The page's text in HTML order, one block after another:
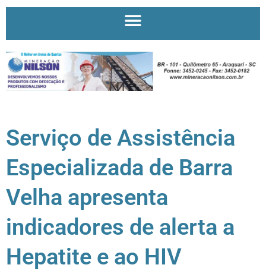
Serviço de Assistência
Especializada de Barra
Velha apresenta
indicadores de alerta a
Hepatite e ao HIV